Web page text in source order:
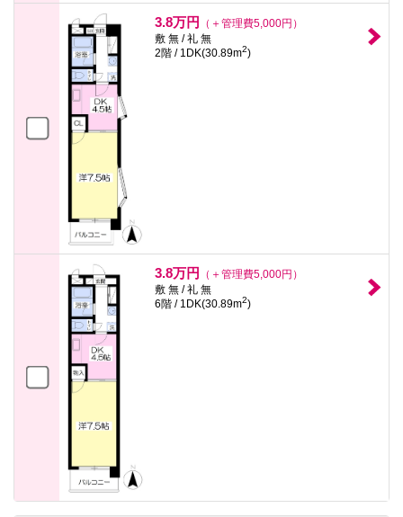
3.8万円
（＋管理費5,000円）
敷 無 / 礼 無
2階 / 1DK(30.89m2)
3.8万円
（＋管理費5,000円）
敷 無 / 礼 無
6階 / 1DK(30.89m2)